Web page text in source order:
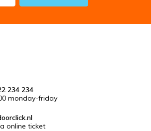
234 234
monday-friday
online ticket